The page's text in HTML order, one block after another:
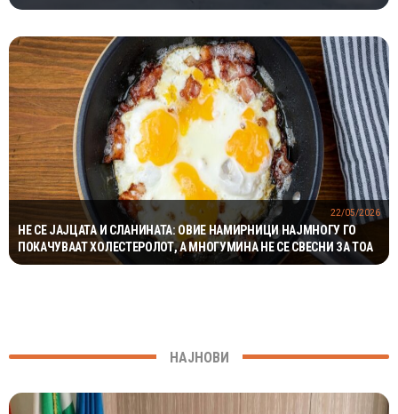
МИЛИОНИ ГОДИНИ
НЕ СЕ ЈАЈЦАТА И СЛАНИНАТА: ОВИЕ НАМИРНИЦИ НАЈМНОГУ ГО
ПОКАЧУВААТ ХОЛЕСТЕРОЛОТ, А МНОГУМИНА НЕ СЕ СВЕСНИ ЗА ТОА
22/05/2026
НАЈНОВИ